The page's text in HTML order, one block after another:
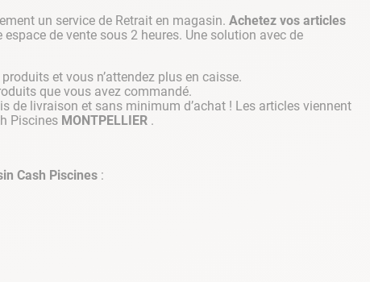
un service de Retrait en magasin. Achetez vos articles
de vente sous 2 heures. Une solution avec de
et vous n’attendez plus en caisse.
que vous avez commandé.
de livraison et sans minimum d’achat ! Les articles viennent
Piscines MONTPELLIER .
Cash Piscines: